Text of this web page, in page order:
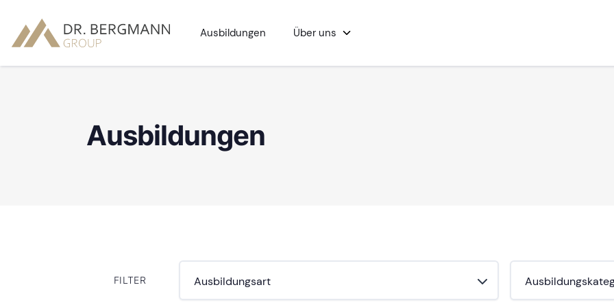
Ausbildungen Über uns
Ausbildungen
FILTER Ausbildungsart